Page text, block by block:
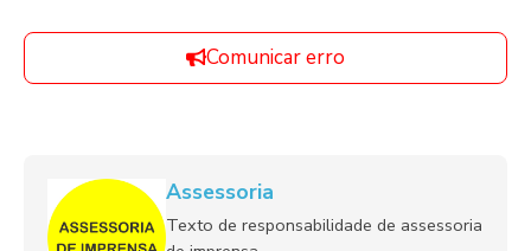
Comunicar erro
Assessoria
Texto de responsabilidade de assessoria